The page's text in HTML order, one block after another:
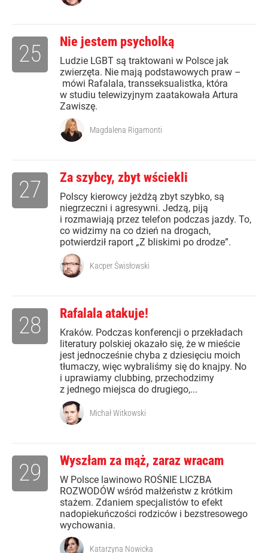
Nie jestem psycholką
Ludzie LGBT są traktowani w Polsce jak
zwierzęta. Nie mają podstawowych praw –
mówi Rafalala, transseksualistka, która
w studiu telewizyjnym zaatakowała Artura
Zawiszę.
25
Magdalena Rigamonti
Za szybcy, zbyt wściekli
Polscy kierowcy jeżdżą zbyt szybko, są
niegrzeczni i agresywni. Jedzą, piją
i rozmawiają przez telefon podczas jazdy. To,
co widzimy na co dzień na drogach,
potwierdził raport „Z bliskimi po drodze”.
27
Kacper Świsłowski
Rafalala atakuje!
Kraków. Podczas konferencji o przekładach
literatury polskiej okazało się, że w mieście
jest jednocześnie chyba z dziesięciu moich
tłumaczy, więc wybraliśmy się do knajpy. No
i uprawiamy clubbing, przechodzimy
z jednego miejsca do drugiego,...
28
Michał Witkowski
Wyszłam za mąż, zaraz wracam
W Polsce lawinowo ROŚNIE LICZBA
ROZWODÓW wśród małżeństw z krótkim
stażem. Zdaniem specjalistów to efekt
nadopiekuńczości rodziców i bezstresowego
wychowania.
29
Katarzyna Nowicka